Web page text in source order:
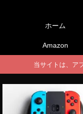
ホーム
Amazon
当サイトは、ア